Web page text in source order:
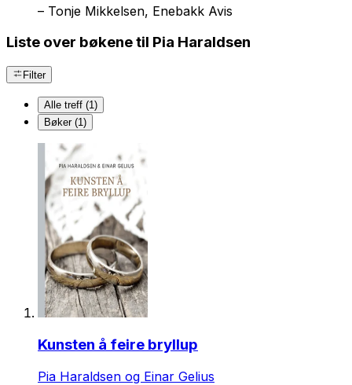
– Tonje Mikkelsen, Enebakk Avis
Liste over bøkene til Pia Haraldsen
Filter
Alle treff (1)
Bøker (1)
Kunsten å feire bryllup
Pia Haraldsen og Einar Gelius